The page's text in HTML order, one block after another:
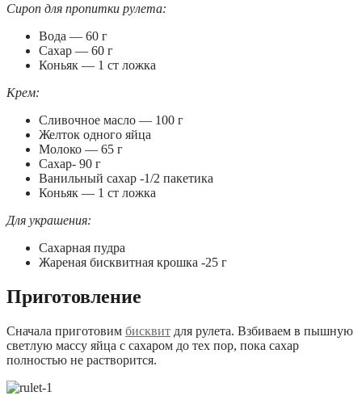
Сироп для пропитки рулета:
Вода — 60 г
Сахар — 60 г
Коньяк — 1 ст ложка
Крем:
Сливочное масло — 100 г
Желток одного яйца
Молоко — 65 г
Сахар- 90 г
Ванильный сахар -1/2 пакетика
Коньяк — 1 ст ложка
Для украшения:
Сахарная пудра
Жареная бисквитная крошка -25 г
Приготовление
Сначала приготовим бисквит для рулета. Взбиваем в пышную
светлую массу яйца с сахаром до тех пор, пока сахар
полностью не растворится.